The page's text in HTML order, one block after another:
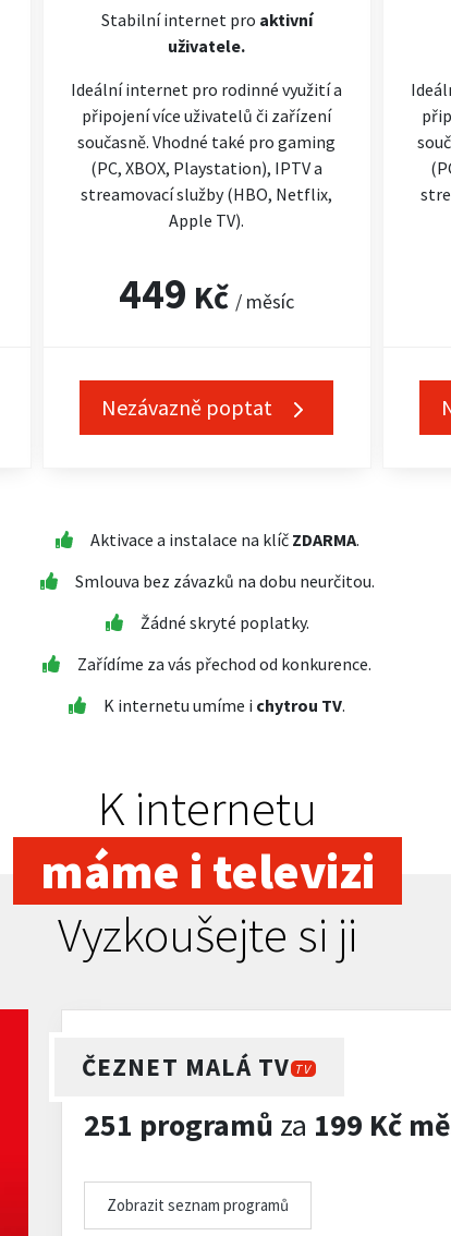
Stabilní internet pro aktivní
uživatele.
Ideální internet pro rodinné využití a
připojení více uživatelů či zařízení
současně. Vhodné také pro gaming
(PC, XBOX, Playstation), IPTV a
streamovací služby (HBO, Netflix,
Apple TV).
449 Kč / měsíc
Nezávazně poptat
Aktivace a instalace na klíč ZDARMA.
Smlouva bez závazků na dobu neurčitou.
Žádné skryté poplatky.
Zařídíme za vás přechod od konkurence.
K internetu umíme i chytrou TV.
K internetu
máme i televizi
Vyzkoušejte si ji
ČEZNET MALÁ TV TV
251 programů za 199 Kč
Zobrazit seznam programů